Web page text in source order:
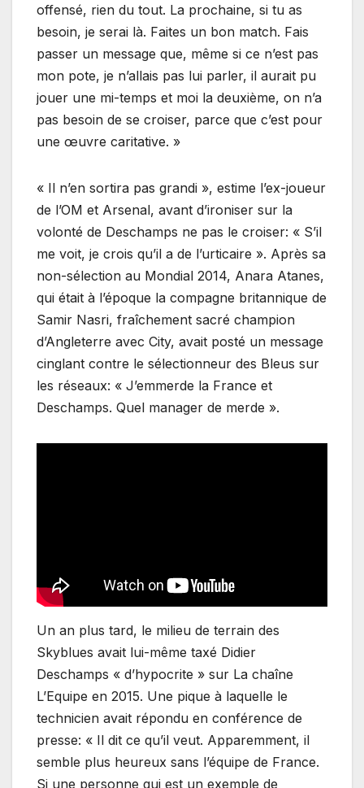
offensé, rien du tout. La prochaine, si tu as
besoin, je serai là. Faites un bon match. Fais
passer un message que, même si ce n’est pas
mon pote, je n’allais pas lui parler, il aurait pu
jouer une mi-temps et moi la deuxième, on n’a
pas besoin de se croiser, parce que c’est pour
une œuvre caritative. »
« Il n’en sortira pas grandi », estime l’ex-joueur
de l’OM et Arsenal, avant d’ironiser sur la
volonté de Deschamps ne pas le croiser: « S’il
me voit, je crois qu’il a de l’urticaire ». Après sa
non-sélection au Mondial 2014, Anara Atanes,
qui était à l’époque la compagne britannique de
Samir Nasri, fraîchement sacré champion
d’Angleterre avec City, avait posté un message
cinglant contre le sélectionneur des Bleus sur
les réseaux: « J’emmerde la France et
Deschamps. Quel manager de merde ».
Un an plus tard, le milieu de terrain des
Skyblues avait lui-même taxé Didier
Deschamps « d’hypocrite » sur La chaîne
L’Equipe en 2015. Une pique à laquelle le
technicien avait répondu en conférence de
presse: « Il dit ce qu’il veut. Apparemment, il
semble plus heureux sans l’équipe de France.
Si une personne qui est un exemple de